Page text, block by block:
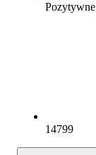
14799